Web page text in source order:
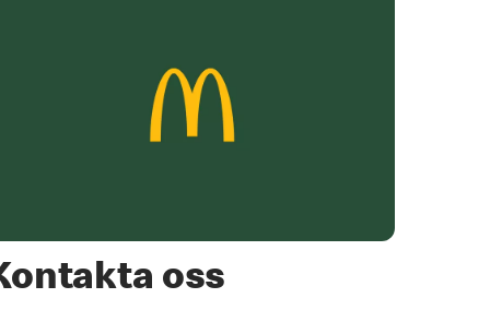
oss